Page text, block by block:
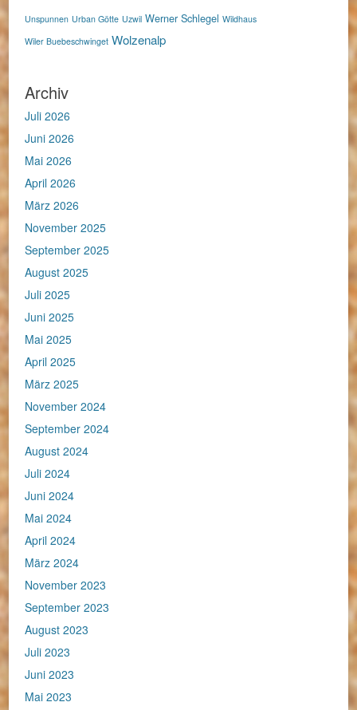
Unspunnen Urban Götte Uzwil Werner Schlegel Wildhaus
Wiler Buebeschwinget Wolzenalp
Archiv
Juli 2026
Juni 2026
Mai 2026
April 2026
März 2026
November 2025
September 2025
August 2025
Juli 2025
Juni 2025
Mai 2025
April 2025
März 2025
November 2024
September 2024
August 2024
Juli 2024
Juni 2024
Mai 2024
April 2024
März 2024
November 2023
September 2023
August 2023
Juli 2023
Juni 2023
Mai 2023